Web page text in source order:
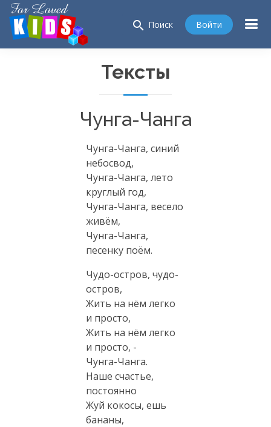
search Поиск Войти
Тексты
Чунга-Чанга
Чунга-Чанга, синий
небосвод,
Чунга-Чанга, лето
круглый год,
Чунга-Чанга, весело
живём,
Чунга-Чанга,
песенку поём.
Чудо-остров, чудо-
остров,
Жить на нём легко
и просто,
Жить на нём легко
и просто, -
Чунга-Чанга.
Наше счастье,
постоянно
Жуй кокосы, ешь
бананы,